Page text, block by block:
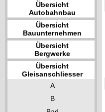
Übersicht
Autobahnbau
Übersicht
Bauunternehmen
Übersicht
Bergwerke
Übersicht
Gleisanschliesser
A
B